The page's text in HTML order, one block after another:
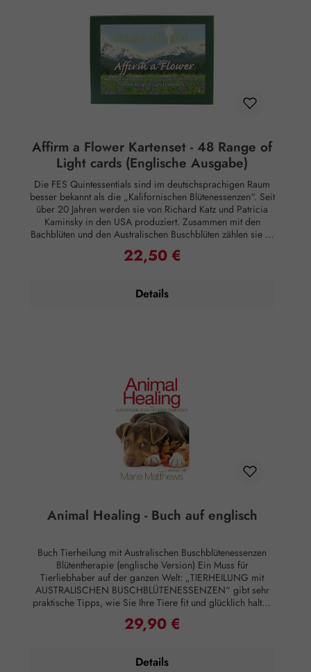
Aussagen beziehen sich ausschließlich auf energetische
Aspekte wie Aura, Meridiane, Chakren etc.
Affirm a Flower Kartenset - 48 Range of
Light cards (Englische Ausgabe)
Die FES Quintessentials sind im deutschsprachigen Raum
besser bekannt als die „Kalifornischen Blütenessenzen“. Seit
über 20 Jahren werden sie von Richard Katz und Patricia
Kaminsky in den USA produziert. Zusammen mit den
Bachblüten und den Australischen Buschblüten zählen sie zu
den renommiertesten Blütenessenzen weltweit. Ihr Sortiment
umfasst eine vielfältige Auswahl an Pflanzen, von denen
Blütenessenzen in einer stabilen Pappbox. Das Set enthält
Aussagen beziehen sich ausschließlich auf energetische
Aspekte wie Aura, Meridiane, Chakren etc.
Regulärer Preis:
22,50 €
Details
Animal Healing - Buch auf englisch
Buch Tierheilung mit Australischen Buschblütenessenzen
Blütentherapie (englische Version) Ein Muss für
Tierliebhaber auf der ganzen Welt: „TIERHEILUNG mit
AUSTRALISCHEN BUSCHBLÜTENESSENZEN“ gibt sehr
praktische Tipps, wie Sie Ihre Tiere fit und glücklich halten
und mit ihren Gesundheits- und Verhaltensproblemen
umgehen. Dieses sorgfältig recherchierte Buch bietet
Buschblütenessenzen. Neben einem physischen und
Regulärer Preis:
29,90 €
Details